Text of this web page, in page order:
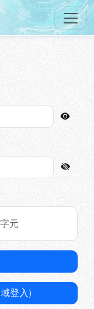
處電子資
登入)